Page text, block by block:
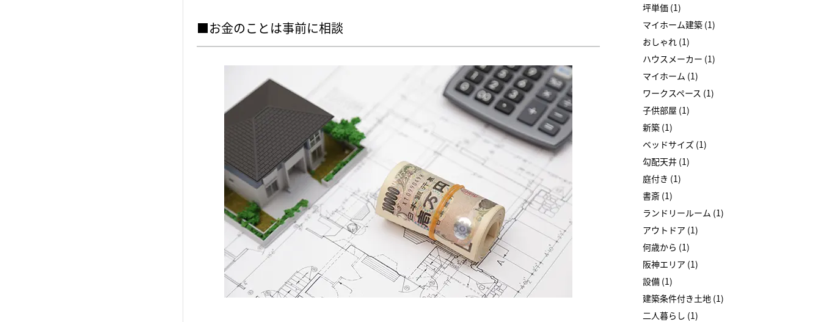
■お金のことは事前に相談
坪単価 (1)
マイホーム建築 (1)
おしゃれ (1)
ハウスメーカー (1)
マイホーム (1)
ワークスペース (1)
子供部屋 (1)
新築 (1)
ベッドサイズ (1)
勾配天井 (1)
庭付き (1)
書斎 (1)
ランドリールーム (1)
アウトドア (1)
何歳から (1)
阪神エリア (1)
設備 (1)
建築条件付き土地 (1)
二人暮らし (1)